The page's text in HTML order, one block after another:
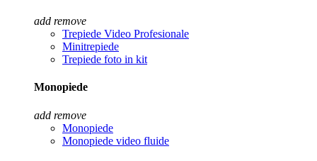
add remove
Trepiede Video Profesionale
Minitrepiede
Trepiede foto in kit
Monopiede
add remove
Monopiede
Monopiede video fluide